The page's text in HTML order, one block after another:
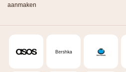
aanmaken